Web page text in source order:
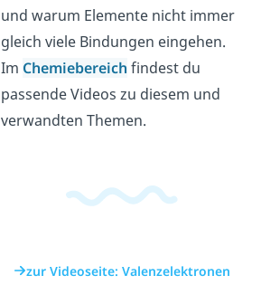
und warum Elemente nicht immer
gleich viele Bindungen eingehen.
Im Chemiebereich findest du
passende Videos zu diesem und
verwandten Themen.
zur Videoseite: Valenzelektronen